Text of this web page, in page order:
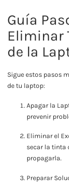
Guía
Eliminar
de la
Sigue estos pasos
de tu laptop:
Apagar la
prevenir
Eliminar el
secar la tinta
propagarla.
Preparar